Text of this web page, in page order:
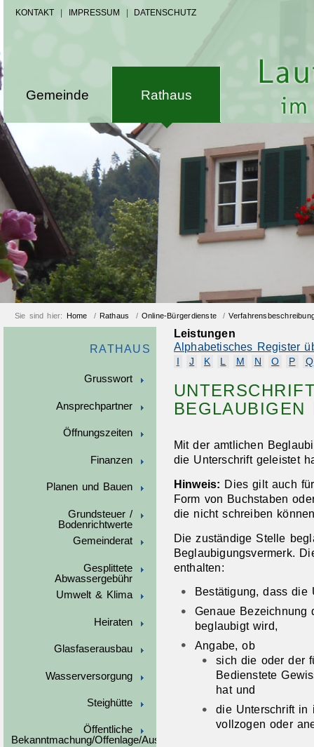
KONTAKT IMPRESSUM DATENSCHUTZ
Gemeinde Rathaus
Sie sind hier: Home / Rathaus / Online-Bürgerdienste /
RATHAUS
Grusswort
Ansprechpartner
Öffnungszeiten
Finanzen
Planen und Bauen
Grundsteuer /
Bodenrichtwerte
Gemeinderat
Gesplittete
Abwassergebühr
Umwelt & Klima
Heiraten
Glasfaserausbau
Wasserversorgung
Steighütte
Öffentliche
Bekanntmachung/Offenlage/Ausschreibungen
Leistungen
Alphabetisches Register
J K L M N O P Q
BEGLAUBIGEN
Mit der amtlichen
die Unterschrift geleistet
Hinweis: Dies gilt auch
Form von Buchstaben
die nicht schreiben
Die zuständige Stelle
Beglaubigungsvermerk.
enthalten:
Bestätigung, dass die
Genaue Bezeichnung
beglaubigt wird,
Angabe, ob
sich die oder der
Bedienstete
hat und
die Unterschrift in
vollzogen oder